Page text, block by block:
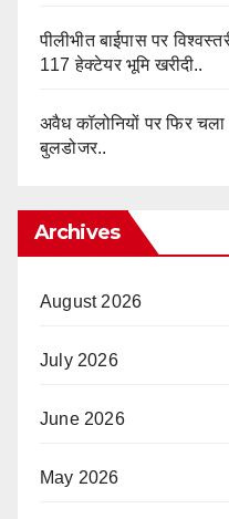
पीलीभीत बाईपास पर
117 हेक्टेयर भूमि खरीदी..
अवैध कॉलोनियों पर फिर
बुलडोजर..
Archives
August 2026
July 2026
June 2026
May 2026